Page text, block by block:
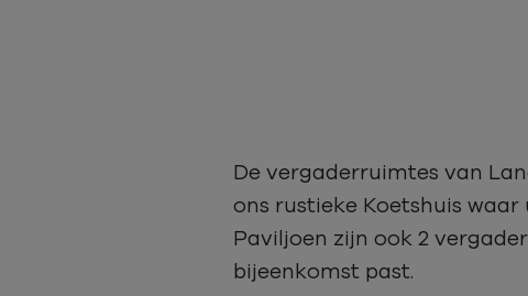
De vergaderruimtes van
ons rustieke Koetshuis
Paviljoen zijn ook 2
bijeenkomst past.